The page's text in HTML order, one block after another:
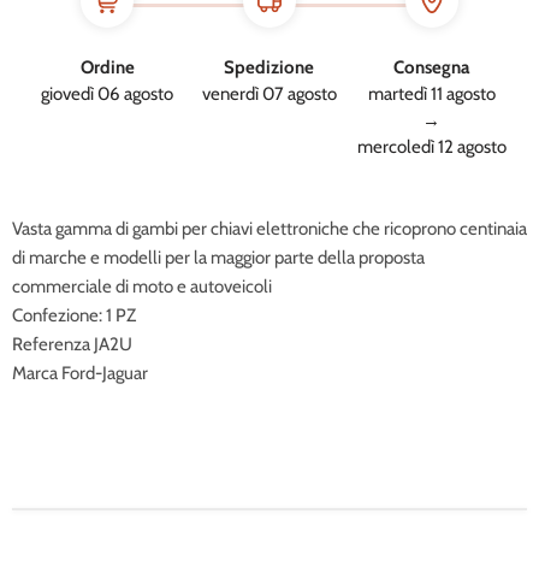
Ordine
giovedì 06 agosto
Spedizione
venerdì 07 agosto
Consegna
martedì 11 agosto
→
mercoledì 12 agosto
Vasta gamma di gambi per chiavi elettroniche che ricoprono centinaia
di marche e modelli per la maggior parte della proposta
commerciale di moto e autoveicoli
Confezione: 1 PZ
Referenza JA2U
Marca Ford-Jaguar